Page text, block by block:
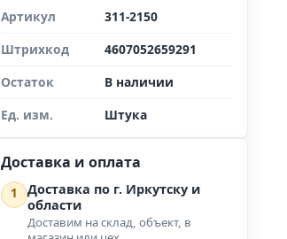
Артикул
311-2150
Штрихкод
4607052659291
Остаток
В наличии
Ед. изм.
Штука
Доставка и оплата
1
Доставка по г. Иркутску и
области
Доставим на склад, объект, в